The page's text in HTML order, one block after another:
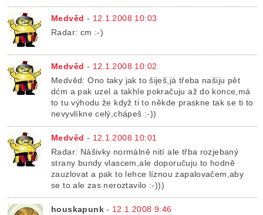
Medvěd - 12.1.2008 10:03
Radar: cm :-)
Medvěd - 12.1.2008 10:02
Medvěd: Ono taky jak to šiješ,já třeba našiju pět
dćm a pak uzel a takhle pokračuju až do konce,má
to tu výhodu že když ti to někde praskne tak se ti to
nevyvlíkne celý,chápeš :-))
Medvěd - 12.1.2008 10:01
Radar: Nášivky normálně nití ale třba rozjebaný
strany bundy vlascem,ale doporučuju to hodně
zauzlovat a pak to lehce líznou zapalovačem,aby
se to ale zas neroztavilo :-)))
houskapunk- 12.1.2008 9:46